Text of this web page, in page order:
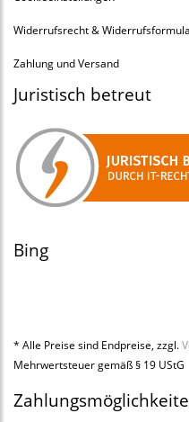
Widerrufsrecht &
Zahlung und Versand
Juristisch betreut
Bing
* Alle Preise sind Endpreise, zzgl.
Mehrwertsteuer gemäß § 19 UStG